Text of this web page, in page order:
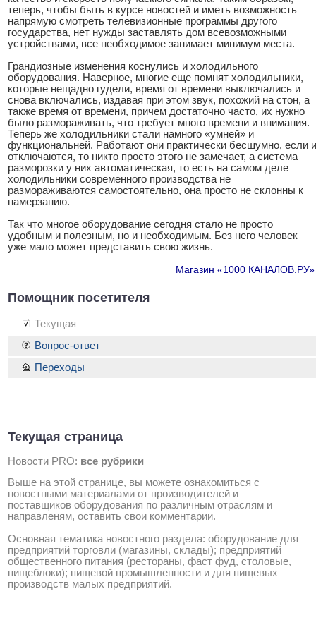
теперь, чтобы быть в курсе новостей и иметь возможность
напрямую смотреть телевизионные программы другого
государства, нет нужды заставлять дом всевозможными
устройствами, все необходимое занимает минимум места.
Грандиозные изменения коснулись и холодильного
оборудования. Наверное, многие еще помнят холодильники,
которые нещадно гудели, время от времени выключались и
снова включались, издавая при этом звук, похожий на стон, а
также время от времени, причем достаточно часто, их нужно
было размораживать, что требует много времени и внимания.
Теперь же холодильники стали намного «умней» и
функциональней. Работают они практически бесшумно, если и
отключаются, то никто просто этого не замечает, а система
разморозки у них автоматическая, то есть на самом деле
холодильники современного производства не
размораживаются самостоятельно, она просто не склонны к
намерзанию.
Так что многое оборудование сегодня стало не просто
удобным и полезным, но и необходимым. Без него человек
уже мало может представить свою жизнь.
Магазин «1000 КАНАЛОВ.РУ»
Помощник посетителя
Текущая
Текущая страница
Новости PRO: все рубрики
Выше на этой странице, вы можете ознакомиться с
новостными материалами от производителей и
поставщиков оборудования по различным отраслям и
направленям, оставить свои комментарии.
Основная тематика новостного раздела: оборудование для
предприятий торговли (магазины, склады); предприятий
общественного питания (рестораны, фаст фуд, столовые,
пищеблоки); пищевой промышленности и для пищевых
производств малых предприятий.
Вопрос-ответ
Переходы